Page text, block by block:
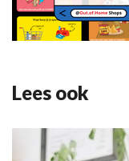
Lees ook